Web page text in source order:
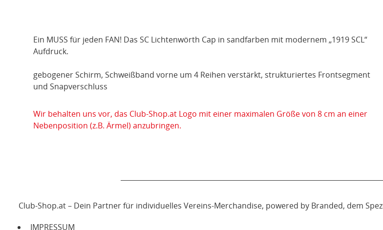
Ein MUSS für jeden FAN! Das SC Lichtenwörth Cap in sandfarben mit modernem „1919 SCL“
Aufdruck.
gebogener Schirm, Schweißband vorne um 4 Reihen verstärkt, strukturiertes Frontsegment
und Snapverschluss
Wir behalten uns vor, das Club-Shop.at Logo mit einer maximalen Größe von 8 cm an einer
Nebenposition (z.B. Ärmel) anzubringen.
Club-Shop.at – Dein Partner für individuelles Vereins-Merchandise, powered by Branded, dem
IMPRESSUM